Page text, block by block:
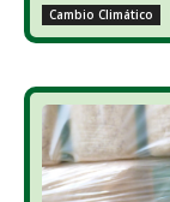
Cambio Climático